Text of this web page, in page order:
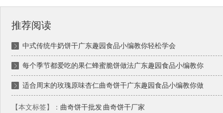
推荐阅读
中式传统牛奶饼干广东趣园食品小编教你轻松学会
每个季节都爱吃的果仁蜂蜜脆饼做法广东趣园食品小编教你
适合周末的玫瑰原味杏仁曲奇饼干广东趣园食品小编教你做
【本文标签】： 曲奇饼干批发 曲奇饼干厂家